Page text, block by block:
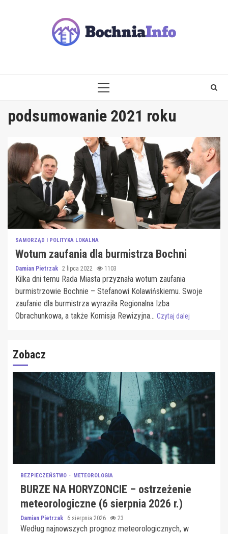
PRIMARY
podsumowanie 2021 roku
SAMORZĄD I POLITYKA LOKALNA
Wotum zaufania dla burmistrza Bochni
Damian Pietrzak 2 lipca 2022 1103
Kilka dni temu Rada Miasta przyznała wotum zaufania
burmistrzowie Bochnie – Stefanowi Kolawińskiemu. Swoje
zaufanie dla burmistrza wyraziła Regionalna Izba
Obrachunkowa, a także Komisja Rewizyjna... Czytaj dalej
Zobacz
BEZPIECZEŃSTWO METEOROLOGIA
BURZE NA HORYZONCIE – ostrzeżenie
meteorologiczne (6 sierpnia 2026 r.)
Damian Pietrzak 6 sierpnia 2026 23
Według najnowszych prognoz meteorologicznych, w